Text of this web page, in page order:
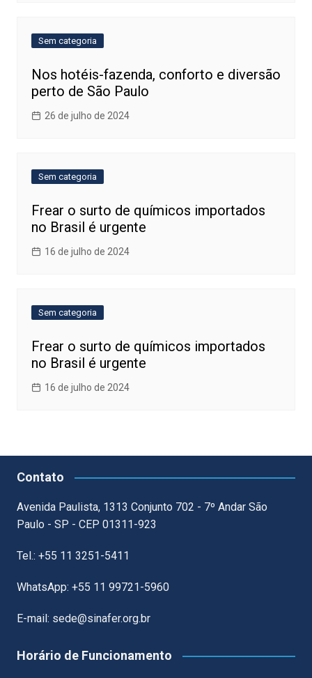
Sem categoria
Nos hotéis-fazenda, conforto e diversão
perto de São Paulo
26 de julho de 2024
Sem categoria
Frear o surto de químicos importados
no Brasil é urgente
16 de julho de 2024
Sem categoria
Frear o surto de químicos importados
no Brasil é urgente
16 de julho de 2024
Contato
Avenida Paulista, 1313 Conjunto 702 - 7º Andar São
Paulo - SP - CEP 01311-923
Tel.: +55 11 3251-5411
WhatsApp: +55 11 99721-5960
E-mail: sede@sinafer.org.br
Horário de Funcionamento